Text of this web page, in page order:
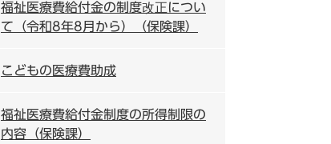
福祉医療費給付金の制度改正につい
て（令和8年8月から）（保険課）
こどもの医療費助成
福祉医療費給付金制度の所得制限の
内容（保険課）